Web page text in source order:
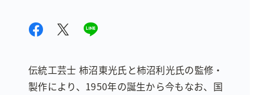
伝統工芸士 柿沼東光氏と柿沼利光氏の監修・
製作により、1950年の誕生から今もなお、国